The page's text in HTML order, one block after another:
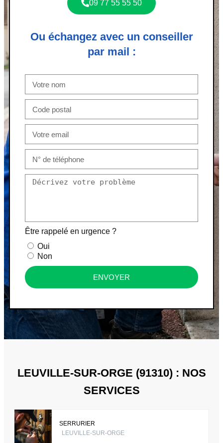
09 77 55 55 50
Ou échangez avec un conseiller
par mail :
Être rappelé en urgence ?
Oui
Non
ENVOYER
LEUVILLE-SUR-ORGE (91310) : NOS
SERVICES
SERRURIER
LEUVILLE-SUR-ORGE